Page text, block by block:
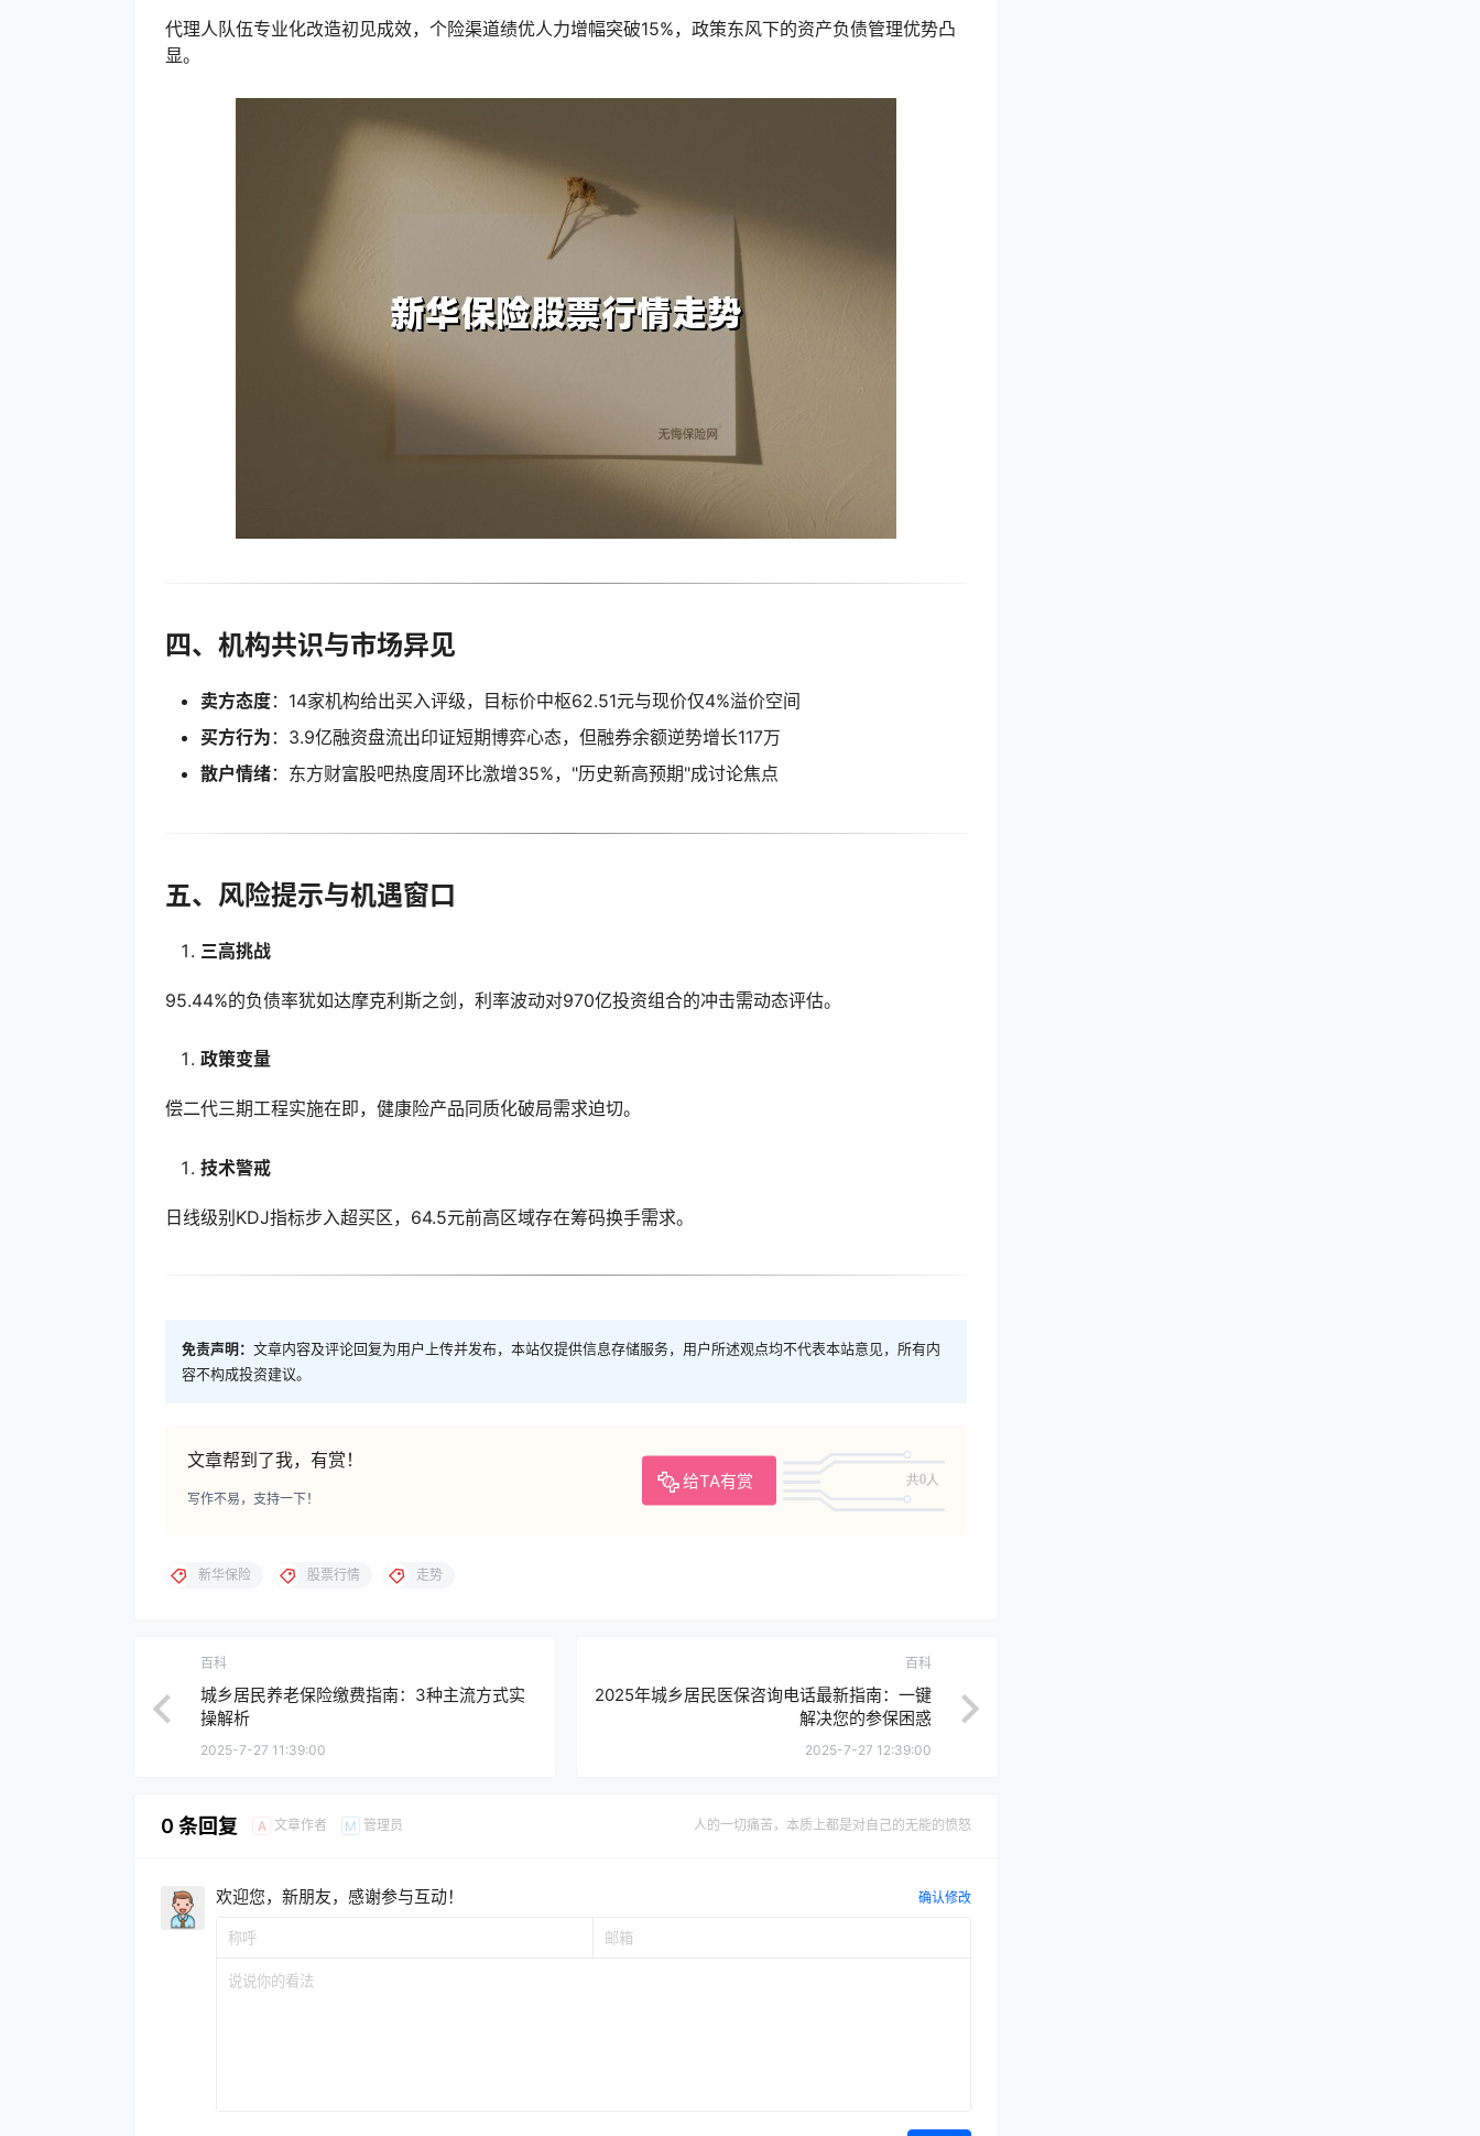
代理人队伍专业化改造初见成效，个险渠道绩优人力增幅突破15%，政策东风下的资产负债管理优势凸
显。
四、机构共识与市场异见
卖方态度：14家机构给出买入评级，目标价中枢62.51元与现价仅4%溢价空间
买方行为 ：3.9亿融资盘流出印证短期博弈心态，但融券余额逆势增长117万
散户情绪：东方财富股吧热度周环比激增35%，"历史新高预期"成讨论焦点
五、风险提示与机遇窗口
三高挑战
95.44%的负债率犹如达摩克利斯之剑，利率波动对970亿投资组合的冲击需动态评估。
政策变量
偿二代三期工程实施在即，健康险产品同质化破局需求迫切。
技术警戒
日线级别KDJ指标步入超买区，64.5元前高区域存在筹码换手需求。
免责声明： 文章内容及评论回复为用户上传并发布，本站仅提供信息存储服务，用户所述观点均不代表本站意见，所有内
容不构成投资建议。
文章帮到了我，有赏！
给TA有赏 共0人
写作不易，支持一下！
新华保险 股票行情 走势
百科
城乡居民养老保险缴费指南：3种主流方式实
操解析
2025-7-27 11:39:00
百科
2025年城乡居民医保咨询电话最新指南：一键
解决您的参保困惑
2025-7-27 12:39:00
0 条回复 A 文章作者 M 管理员 人的一切痛苦，本质上都是对自己的无能的愤怒
欢迎您，新朋友，感谢参与互动！ 确认修改